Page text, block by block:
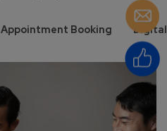
Appointment Booking